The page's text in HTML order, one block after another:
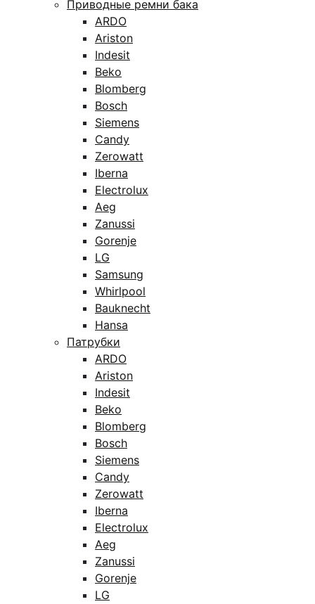
Приводные ремни бака
ARDO
Ariston
Indesit
Beko
Blomberg
Bosch
Siemens
Candy
Zerowatt
Iberna
Electrolux
Aeg
Zanussi
Gorenje
LG
Samsung
Whirlpool
Bauknecht
Hansa
Патрубки
ARDO
Ariston
Indesit
Beko
Blomberg
Bosch
Siemens
Candy
Zerowatt
Iberna
Electrolux
Aeg
Zanussi
Gorenje
LG